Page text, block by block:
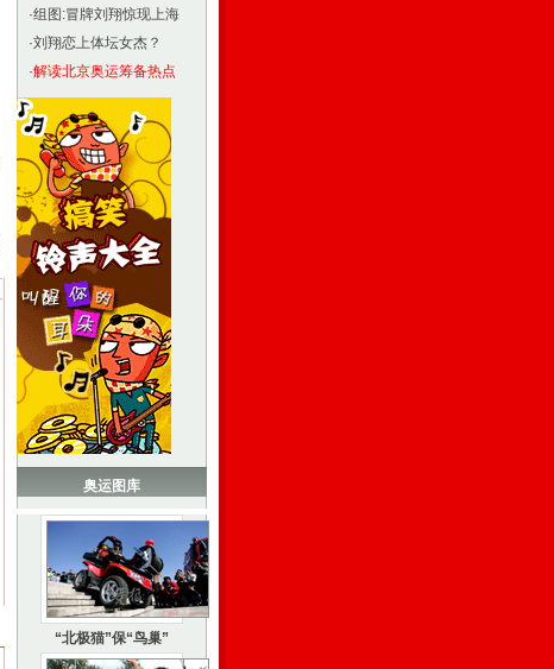
·组图:冒牌刘翔惊现上海
·刘翔恋上体坛女杰？
·解读北京奥运筹备热点
奥运图库
“北极猫”保“鸟巢”